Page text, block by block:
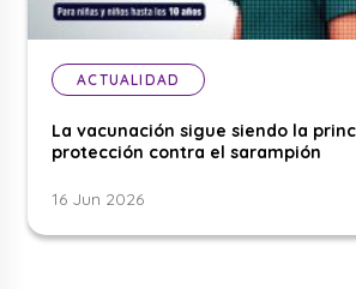
ACTUALIDAD
La vacunación sigue siendo la
protección contra el sarampión
16 Jun 2026